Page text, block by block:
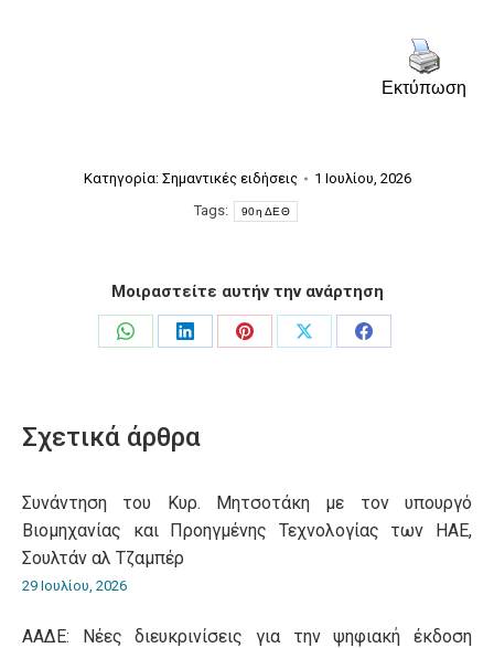
Εκτύπωση
Κατηγορία: Σημαντικές ειδήσεις
1 Ιουλίου, 2026
Tags:
90η ΔΕΘ
Μοιραστείτε αυτήν την ανάρτηση
Share
Share
Share
Share
Share
Σχετικά άρθρα
Συνάντηση του Κυρ. Μητσοτάκη με τον υπουργό
Βιομηχανίας και Προηγμένης Τεχνολογίας των ΗΑΕ,
Σουλτάν αλ Τζαμπέρ
29 Ιουλίου, 2026
ΑΑΔΕ: Νέες διευκρινίσεις για την ψηφιακή έκδοση